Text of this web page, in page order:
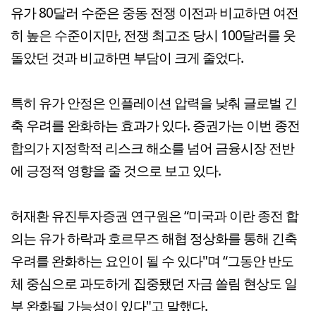
유가 80달러 수준은 중동 전쟁 이전과 비교하면 여전
히 높은 수준이지만, 전쟁 최고조 당시 100달러를 웃
돌았던 것과 비교하면 부담이 크게 줄었다.
특히 유가 안정은 인플레이션 압력을 낮춰 글로벌 긴
축 우려를 완화하는 효과가 있다. 증권가는 이번 종전
합의가 지정학적 리스크 해소를 넘어 금융시장 전반
에 긍정적 영향을 줄 것으로 보고 있다.
허재환 유진투자증권 연구원은 “미국과 이란 종전 합
의는 유가 하락과 호르무즈 해협 정상화를 통해 긴축
우려를 완화하는 요인이 될 수 있다"며 “그동안 반도
체 중심으로 과도하게 집중됐던 자금 쏠림 현상도 일
부 완화될 가능성이 있다"고 말했다.